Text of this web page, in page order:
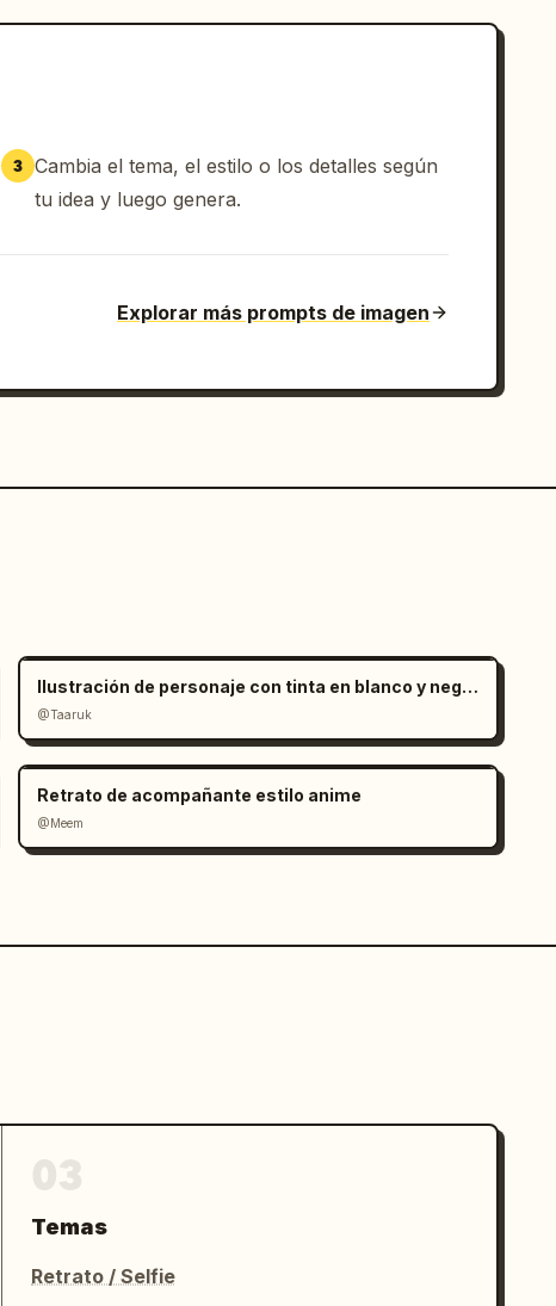
3 Cambia el tema, el estilo o los detalles según
tu idea y luego genera.
Explorar más prompts de imagen
Ilustración de personaje con tinta en blanco y negro minimalista
@Taaruk
Retrato de acompañante estilo anime
@Meem
Temas
Retrato / Selfie